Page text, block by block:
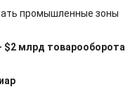
промышленные зоны
$2 млрд товарооборота